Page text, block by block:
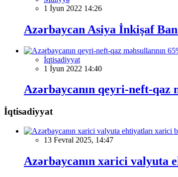
1 İyun 2022 14:26
Azərbaycan Asiya İnkişaf
İqtisadiyyat
1 İyun 2022 14:40
Azərbaycanın qeyri-neft-qaz
İqtisadiyyat
13 Fevral 2025, 14:47
Azərbaycanın xarici valyuta